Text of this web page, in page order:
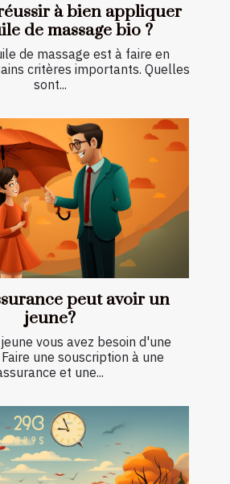
à bien appliquer
de massage bio ?
de massage est à faire en
critères importants. Quelles
sont...
peut avoir un
jeune?
vous avez besoin d'une
une souscription à une
et une...